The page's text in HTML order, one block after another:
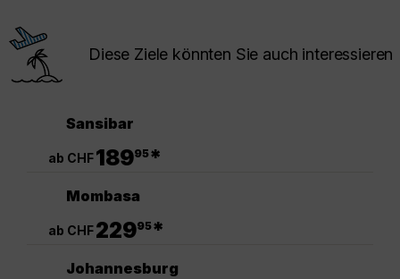
Diese Ziele könnten Sie auch interessieren
Sansibar
ab CHF18995*
Mombasa
ab CHF22995*
Johannesburg